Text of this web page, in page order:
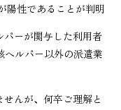
であることが判明
ーが関与した利用者
ヘルパー以外の派遣業
んが、何卒ご理解と